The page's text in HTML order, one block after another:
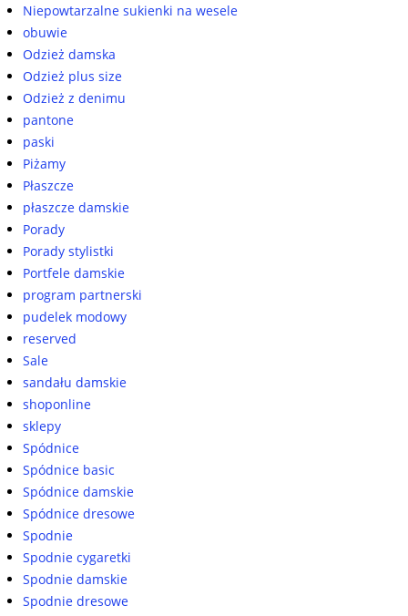
Niepowtarzalne sukienki na wesele
obuwie
Odzież damska
Odzież plus size
Odzież z denimu
pantone
paski
Piżamy
Płaszcze
płaszcze damskie
Porady
Porady stylistki
Portfele damskie
program partnerski
pudelek modowy
reserved
Sale
sandału damskie
shoponline
sklepy
Spódnice
Spódnice basic
Spódnice damskie
Spódnice dresowe
Spodnie
Spodnie cygaretki
Spodnie damskie
Spodnie dresowe